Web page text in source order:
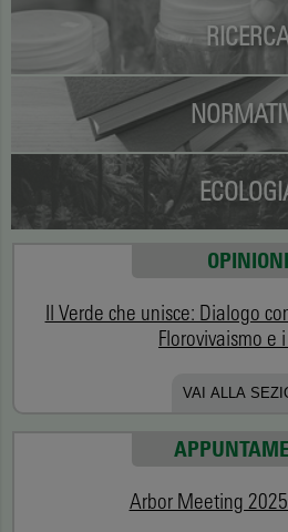
OPINIONI
Il Verde che unisce: Dialogo
Florovivaismo e
VAI ALLA
Arbor Meeting